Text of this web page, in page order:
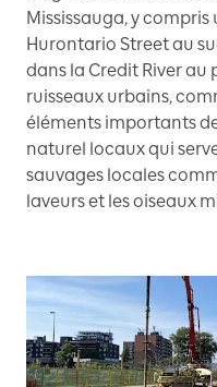
Mississauga, y
Hurontario Street au
dans la Credit River au
ruisseaux urbains,
éléments importants
naturel locaux qui
sauvages locales
laveurs et les oiseaux